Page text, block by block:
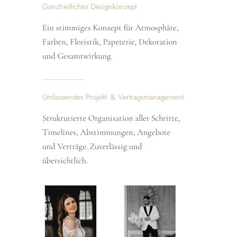
Ganzheitliches Designkonzept
Ein stimmiges Konzept für Atmosphäre,
Farben, Floristik, Papeterie, Dekoration
und Gesamtwirkung.
Umfassendes Projekt- & Vertragsmanagement
Strukturierte Organisation aller Schritte,
Timelines, Abstimmungen, Angebote
und Verträge. Zuverlässig und
übersichtlich.